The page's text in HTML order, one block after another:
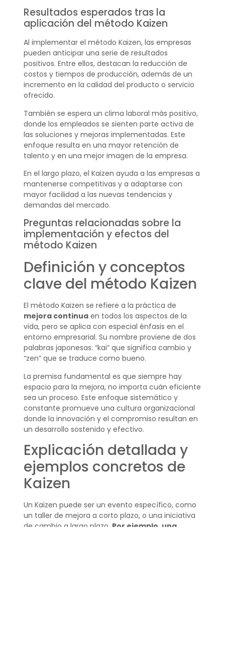
Resultados esperados tras la
aplicación del método Kaizen
Al implementar el método Kaizen, las empresas
pueden anticipar una serie de resultados
positivos. Entre ellos, destacan la reducción de
costos y tiempos de producción, además de un
incremento en la calidad del producto o servicio
ofrecido.
También se espera un clima laboral más positivo,
donde los empleados se sienten parte activa de
las soluciones y mejoras implementadas. Este
enfoque resulta en una mayor retención de
talento y en una mejor imagen de la empresa.
En el largo plazo, el Kaizen ayuda a las empresas a
mantenerse competitivas y a adaptarse con
mayor facilidad a las nuevas tendencias y
demandas del mercado.
Preguntas relacionadas sobre la
implementación y efectos del
método Kaizen
Definición y conceptos
clave del método Kaizen
El método Kaizen se refiere a la práctica de
mejora continuaen todos los aspectos de la
vida, pero se aplica con especial énfasis en el
entorno empresarial. Su nombre proviene de dos
palabras japonesas: “kai” que significa cambio y
“zen” que se traduce como bueno.
La premisa fundamental es que siempre hay
espacio para la mejora, no importa cuán eficiente
sea un proceso. Este enfoque sistemático y
constante promueve una cultura organizacional
donde la innovación y el compromiso resultan en
un desarrollo sostenido y efectivo.
Explicación detallada y
ejemplos concretos de
Kaizen
Un Kaizen puede ser un evento específico, como
un taller de mejora a corto plazo, o una iniciativa
de cambio a largo plazo. Por ejemplo, una